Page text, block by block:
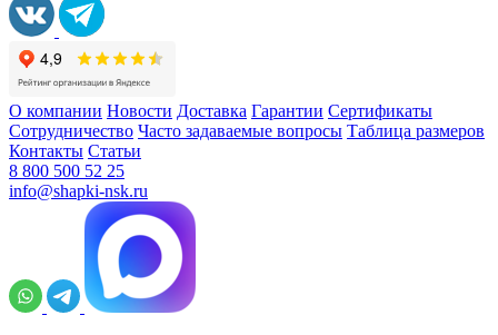
О компании Новости Доставка Гарантии Сертификаты
Сотрудничество Часто задаваемые вопросы Таблица размеров
Контакты Статьи
8 800 500 52 25
info@shapki-nsk.ru